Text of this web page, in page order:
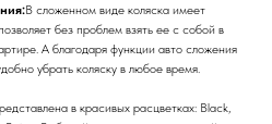
В сложенном виде коляска имеет
без проблем взять ее с собой в
А благодаря функции авто сложения
убрать коляску в любое время.
в красивых расцветках: Black,